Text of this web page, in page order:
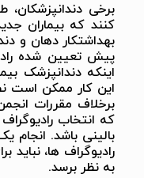
برخی
کنند که بیماران
بهداشتکار دهان و
پیش تعیین شده
اینکه دندانپزشک
این کار ممکن است
که انتخاب
بالینی باشد. انجام
رادیوگراف ها، نباید
به نظر برسد.